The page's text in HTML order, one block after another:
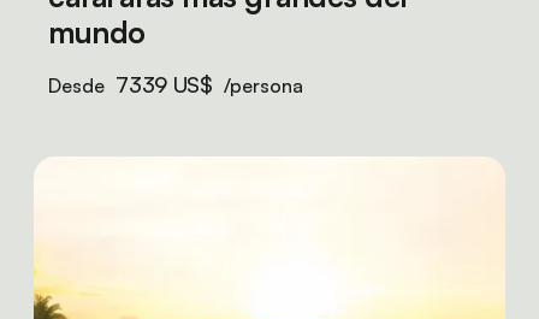
mundo
Desde 7339 US$ /persona